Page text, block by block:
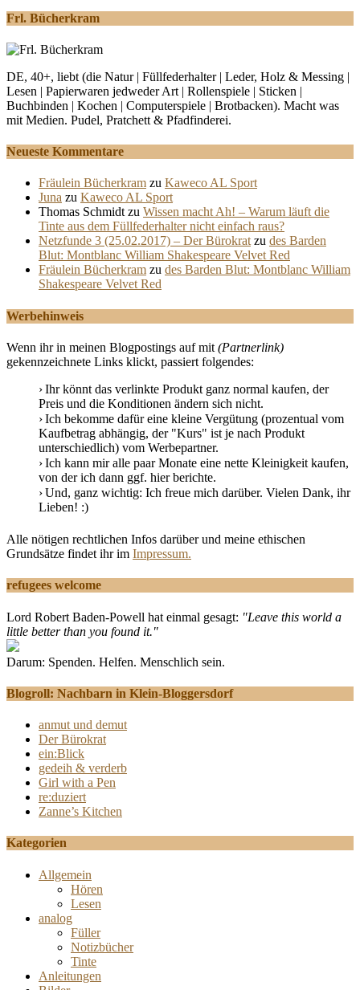
Frl. Bücherkram
DE, 40+, liebt (die Natur | Füllfederhalter | Leder, Holz & Messing |
Lesen | Papierwaren jedweder Art | Rollenspiele | Sticken |
Buchbinden | Kochen | Computerspiele | Brotbacken). Macht was
mit Medien. Pudel, Pratchett & Pfadfinderei.
Neueste Kommentare
Fräulein Bücherkram zu Kaweco AL Sport
Juna zu Kaweco AL Sport
Thomas Schmidtzu Wissen macht Ah! – Warum läuft die
Tinte aus dem Füllfederhalter nicht einfach raus?
Netzfunde 3 (25.02.2017) – Der Bürokratzu des Barden
Blut: Montblanc William Shakespeare Velvet Red
Fräulein Bücherkram zu des Barden Blut: Montblanc William
Shakespeare Velvet Red
Werbehinweis
Wenn ihr in meinen Blogpostings auf mit (Partnerlink)
gekennzeichnete Links klickt, passiert folgendes:
Ihr könnt das verlinkte Produkt ganz normal kaufen, der
Preis und die Konditionen ändern sich nicht.
Ich bekomme dafür eine kleine Vergütung (prozentual vom
Kaufbetrag abhängig, der "Kurs" ist je nach Produkt
unterschiedlich) vom Werbepartner.
Ich kann mir alle paar Monate eine nette Kleinigkeit kaufen,
von der ich dann ggf. hier berichte.
Und, ganz wichtig: Ich freue mich darüber. Vielen Dank, ihr
Lieben! :)
Alle nötigen rechtlichen Infos darüber und meine ethischen
Grundsätze findet ihr im Impressum.
refugees welcome
Lord Robert Baden-Powell hat einmal gesagt: "Leave this world a
little better than you found it."
Darum: Spenden. Helfen. Menschlich sein.
Blogroll: Nachbarn in Klein-Bloggersdorf
anmut und demut
Der Bürokrat
ein:Blick
gedeih & verderb
Girl with a Pen
re:duziert
Zanne’s Kitchen
Kategorien
Allgemein
Hören
Lesen
analog
Füller
Notizbücher
Tinte
Anleitungen